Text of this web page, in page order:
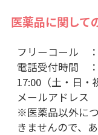
医薬品に関して
フリーコール
電話受付時間
17:00（土・日・
メールアドレ
※医薬品以外に
きませんので、